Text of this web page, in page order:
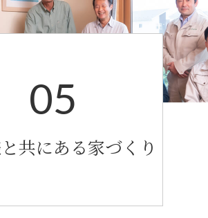
05
共にある家づくり